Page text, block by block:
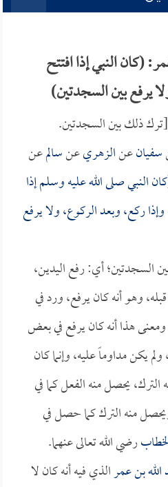
(كان النبي إذا افتتح
يرفع بين السجدتين)
[ترك ذلك بين السجدتين.
سفيانعنالزهريعنسالمعن
كان النبي صلى الله عليه وسلم إذا
ركع، وبعد الركوع، ولا يرفع
السجدتين؛ أي: رفع اليدين،
وهو أنه كان يرفع، ورد في
هذا أنه كان يرفع في بعض
يكن مداوماً عليه، وإنما كان
يحصل منه الفعل كما في
منه الترك كما حصل في
رضي الله تعالى عنهما.
الله بن عمرالذي فيه أنه كان لا